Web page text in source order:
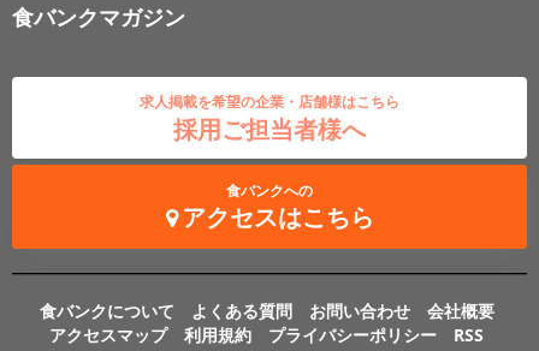
食バンクマガジン
求人掲載を希望の企業・店舗様はこちら
採用ご担当者様へ
食バンクへの
アクセスはこちら
食バンクについて よくある質問 お問い合わせ
会社概要
アクセスマップ
利用規約 プライバシーポリシー RSS